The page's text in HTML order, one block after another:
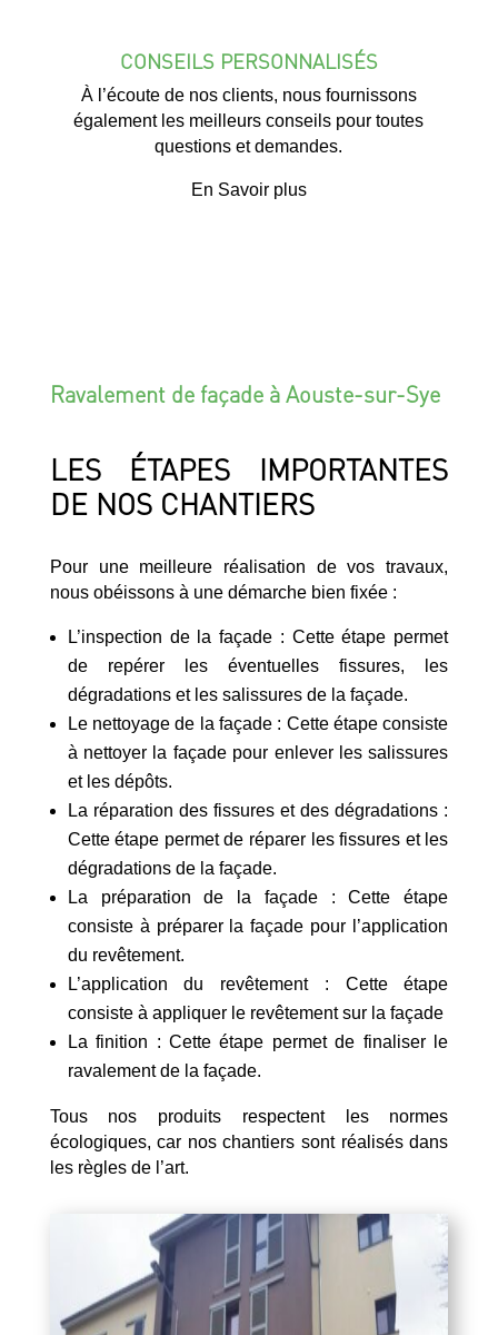
CONSEILS PERSONNALISÉS
À l’écoute de nos clients, nous fournissons
également les meilleurs conseils pour toutes
questions et demandes.
En Savoir plus
Ravalement de façade à Aouste-sur-Sye
LES ÉTAPES IMPORTANTES
DE NOS CHANTIERS
Pour une meilleure réalisation de vos travaux,
nous obéissons à une démarche bien fixée :
L’inspection de la façade : Cette étape permet
de repérer les éventuelles fissures, les
dégradations et les salissures de la façade.
Le nettoyage de la façade : Cette étape consiste
à nettoyer la façade pour enlever les salissures
et les dépôts.
La réparation des fissures et des dégradations :
Cette étape permet de réparer les fissures et les
dégradations de la façade.
La préparation de la façade : Cette étape
consiste à préparer la façade pour l’application
du revêtement.
L’application du revêtement : Cette étape
consiste à appliquer le revêtement sur la façade
La finition : Cette étape permet de finaliser le
ravalement de la façade.
Tous nos produits respectent les normes
écologiques, car nos chantiers sont réalisés dans
les règles de l’art.